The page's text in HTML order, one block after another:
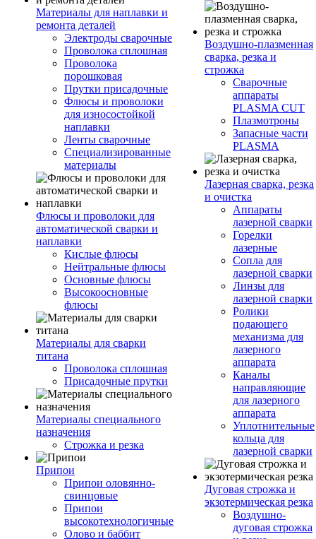
Материалы для наплавки и
ремонта деталей
Электроды сварочные
Проволока сплошная
Проволока
порошковая
Прутки присадочные
Флюсы и проволоки
для износостойкой
наплавки
Ленты сварочные
Специализированные
материалы
Флюсы и проволоки для
автоматической сварки и
наплавки
Кислые флюсы
Нейтральные флюсы
Основные флюсы
Высокоосновные
флюсы
Материалы для сварки
титана
Проволока сплошная
Присадочные прутки
Материалы специального
назначения
Строжка и резка
Припои
Припои оловянно-
свинцовые
Припои
высокотехнологичные
Олово и баббит
Воздушно-плазменная
сварка, резка и
строжка
Сварочные
аппараты
PLASMA CUT
Плазмотроны
Запасные части
PLASMA
Лазерная сварка, резка
и очистка
Аппараты
лазерной сварки
Горелки
лазерные
Сопла для
лазерной сварки
Линзы для
лазерной сварки
Ролики
подающего
механизма для
лазерного
аппарата
Каналы
направляющие
для лазерного
аппарата
Уплотнительные
кольца для
лазерной сварки
Дуговая строжка и
экзотермическая резка
Воздушно-
дуговая строжка